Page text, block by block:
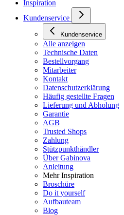
Inspiration
Kundenservice
Kundenservice
Alle anzeigen
Technische Daten
Bestellvorgang
Mitarbeiter
Kontakt
Datenschutzerklärung
Häufig gestellte Fragen
Lieferung und Abholung
Garantie
AGB
Trusted Shops
Zahlung
Stützpunkthändler
Über Gabinova
Anleitung
Mehr Inspiration
Broschüre
Do it yourself
Aufbauteam
Blog